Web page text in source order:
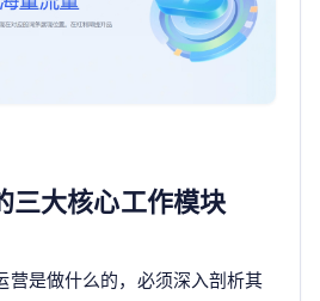
三大核心工作模块
营是做什么的，必须深入剖析其